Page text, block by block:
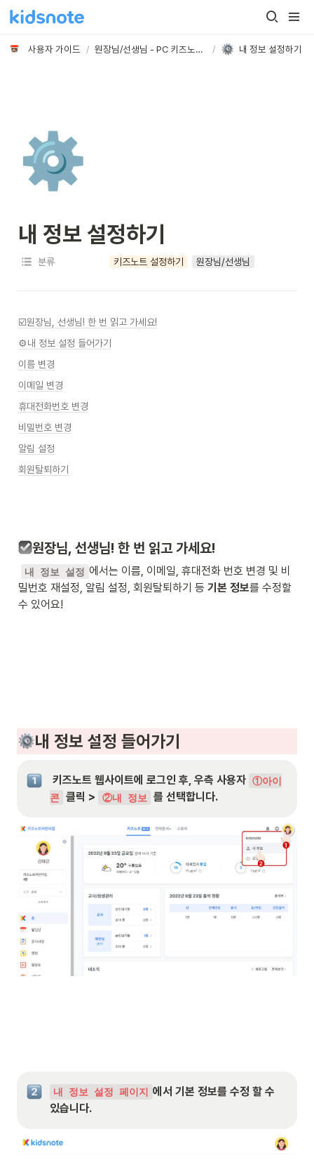
사용자 가이드 / 원장님/선생님 - PC 키즈노트 시작/설정/초대하기 / 내 정보 설정하기
⚙️
내 정보 설정하기
분류 키즈노트 설정하기 원장님/선생님
☑️원장님, 선생님! 한 번 읽고 가세요!
⚙내 정보 설정 들어가기
이름 변경
이메일 변경
휴대전화번호 변경
비밀번호 변경
알림 설정
회원탈퇴하기
원장님, 선생님! 한 번 읽고 가세요!
내 정보 설정 에서는 이름, 이메일, 휴대전화 번호 변경 및 비
밀번호 재설정, 알림 설정, 회원탈퇴하기 등 기본 정보를 수정할
수 있어요!
내 정보 설정 들어가기
키즈노트 웹사이트에 로그인 후, 우측 사용자 ①아이
콘 클릭 > ②내 정보 를 선택합니다.
내 정보 설정 페이지
에서 기본 정보를 수정 할 수
있습니다.